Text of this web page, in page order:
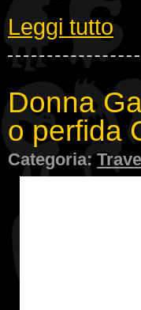
Leggi tutto
Donna
o perfida
Categoria: